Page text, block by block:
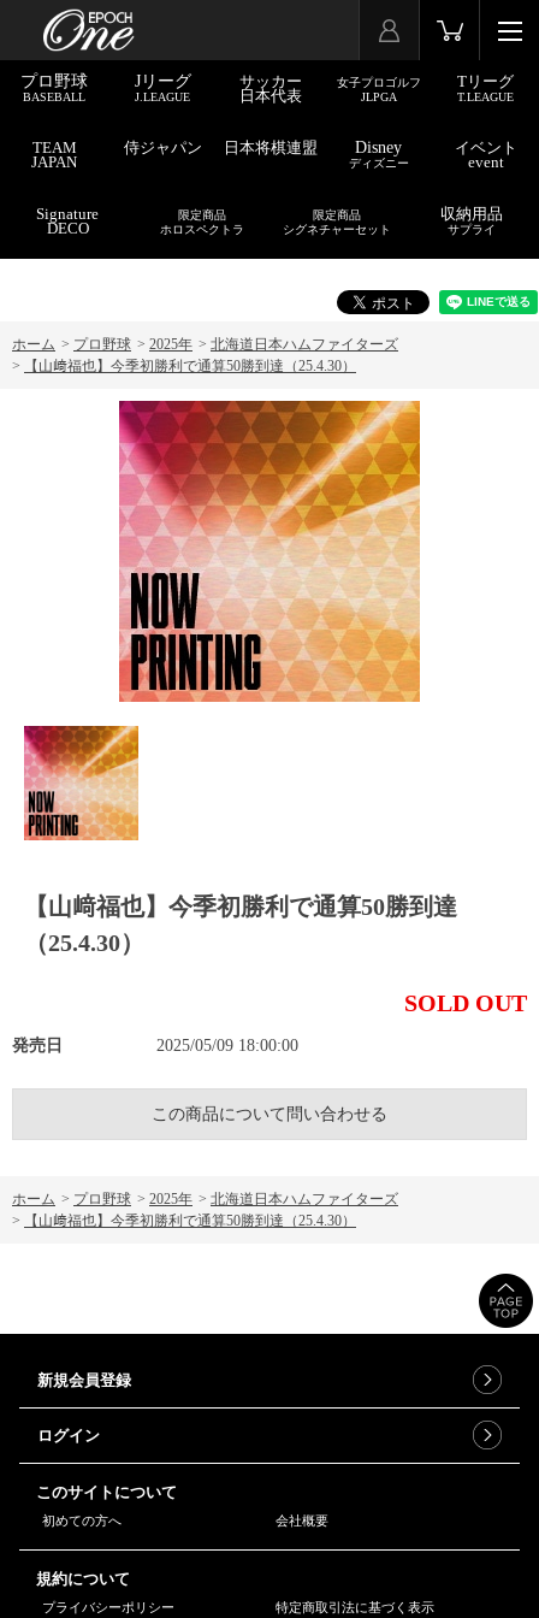
プロ野球
BASEBALL
Jリーグ
J.LEAGUE
サッカー
日本代表
女子プロゴルフ
JLPGA
Tリーグ
T.LEAGUE
TEAM
JAPAN
侍ジャパン 日本将棋連盟 Disney
ディズニー
イベント
event
Signature
DECO
限定商品
ホロスペクトラ
限定商品
シグネチャーセット
収納用品
サプライ
ホーム > プロ野球 > 2025年 > 北海道日本ハムファイターズ
>
【山﨑福也】今季初勝利で通算50勝到達（25.4.30）
【山﨑福也】今季初勝利で通算50勝到達
（25.4.30）
SOLD OUT
発売日 2025/05/09 18:00:00
この商品について問い合わせる
ホーム > プロ野球 > 2025年 > 北海道日本ハムファイターズ
>
【山﨑福也】今季初勝利で通算50勝到達（25.4.30）
新規会員登録
ログイン
このサイトについて
初めての方へ 会社概要
規約について
プライバシーポリシー 特定商取引法に基づく表示